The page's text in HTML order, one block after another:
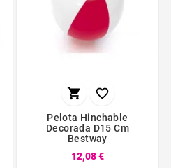
 
Pelota Hinchable
Decorada D15 Cm
Bestway
12,08 €